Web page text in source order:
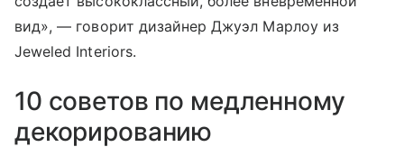
вид», — говорит дизайнер Джуэл Марлоу из
Jeweled Interiors.
10 советов по медленному
декорированию